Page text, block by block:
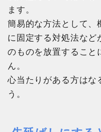
ます。
簡易的な方法として、
に固定する対処法など
のものを放置すること
ん。
心当たりがある方はな
う。